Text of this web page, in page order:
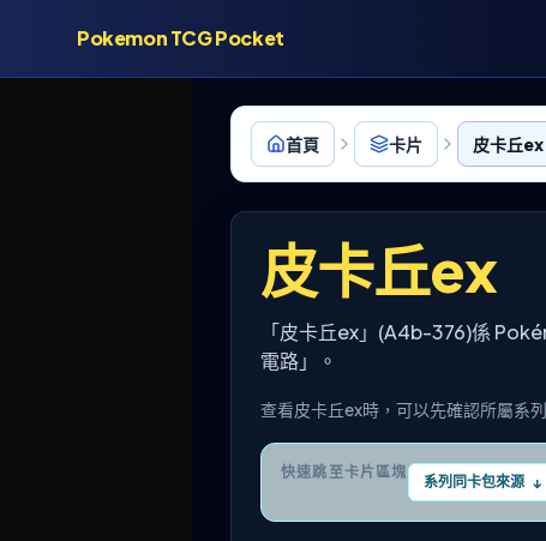
Pokemon TCG Pocket
首頁 卡片 皮卡丘
皮卡丘ex
「皮卡丘ex」(A4b-376)係
電路」。
查看皮卡丘ex時，可以先確認所屬系
快速跳至卡片區塊
系列同卡包來源 ↓